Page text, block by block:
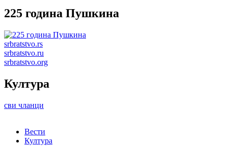
225 година Пушкина
srbratstvo.rs
srbratstvo.ru
srbratstvo.org
Култура
сви чланци
Вести
Култура